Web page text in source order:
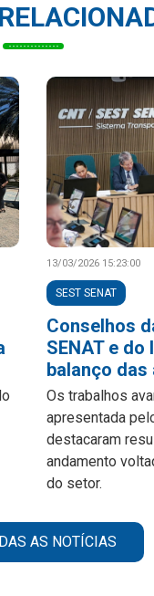
13/03/2026 15:23:00
SEST SENAT
Conselhos
SENAT e do
balanço das
Os trabalhos
apresentada
destacaram
andamento
do setor.
AS NOTÍCIAS